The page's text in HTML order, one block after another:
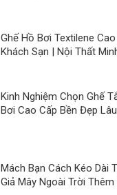
Ghế Hồ Bơi Textilene
Khách Sạn | Nội Thất
Kinh Nghiệm Chọn Ghế
Bơi Cao Cấp Bền Đẹp
Mách Bạn Cách Kéo Dài
Giả Mây Ngoài Trời Thêm